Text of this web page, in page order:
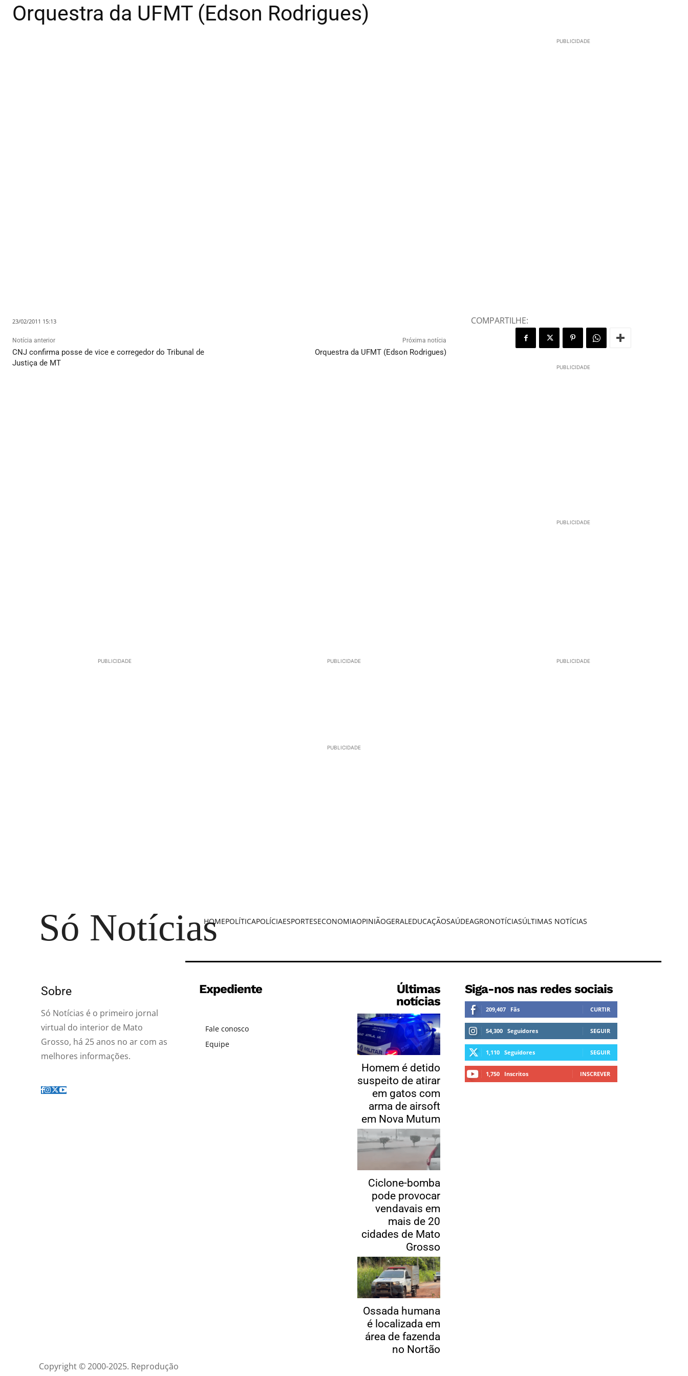
Orquestra da UFMT (Edson Rodrigues)
PUBLICIDADE
23/02/2011 15:13
Notícia anterior
CNJ confirma posse de vice e corregedor do Tribunal de
Justiça de MT
Próxima notícia
Orquestra da UFMT (Edson Rodrigues)
COMPARTILHE:
PUBLICIDADE
PUBLICIDADE
PUBLICIDADE PUBLICIDADE PUBLICIDADE
PUBLICIDADE
Só Notícias
HOMEPOLÍTICAPOLÍCIAESPORTESECONOMIAOPINIÃOGERALEDUCAÇÃOSAÚDEAGRONOTÍCIASÚLTIMAS NOTÍCIAS
Sobre
Só Notícias é o primeiro jornal
virtual do interior de Mato
Grosso, há 25 anos no ar com as
melhores informações.
Expediente
Fale conosco
Equipe
Últimas
notícias
Homem é detido
suspeito de atirar
em gatos com
arma de airsoft
em Nova Mutum
Ciclone-bomba
pode provocar
vendavais em
mais de 20
cidades de Mato
Grosso
Ossada humana
é localizada em
área de fazenda
no Nortão
Siga-nos nas redes sociais
209,407 Fãs CURTIR
54,300 Seguidores SEGUIR
1,110 Seguidores SEGUIR
1,750 Inscritos INSCREVER
Copyright © 2000-2025. Reprodução